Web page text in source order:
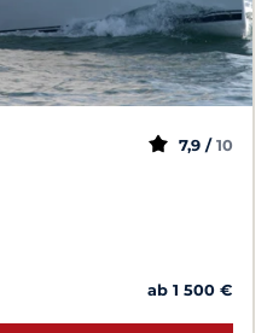
7,9 / 10
ab 1 500 €